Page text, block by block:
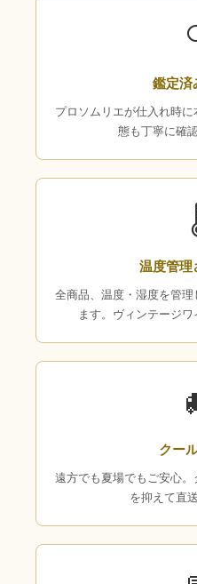
鑑定済
プロソムリエが仕入れ時
態も丁寧に確
温度管理
全商品、温度・湿度を管
ます。ヴィンテージワ
クー
遠方でも夏場でもご安心
を抑えて直